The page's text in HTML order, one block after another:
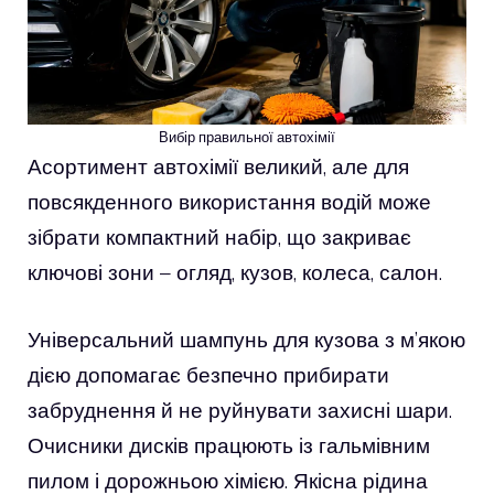
Вибір правильної автохімії
Асортимент автохімії великий, але для
повсякденного використання водій може
зібрати компактний набір, що закриває
ключові зони – огляд, кузов, колеса, салон.
Універсальний шампунь для кузова з м’якою
дією допомагає безпечно прибирати
забруднення й не руйнувати захисні шари.
Очисники дисків працюють із гальмівним
пилом і дорожньою хімією. Якісна рідина